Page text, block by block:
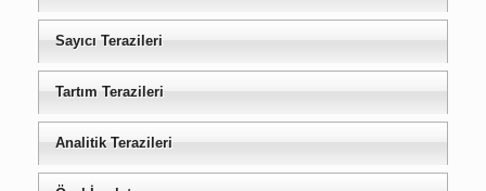
Sayıcı Terazileri
Tartım Terazileri
Analitik Terazileri